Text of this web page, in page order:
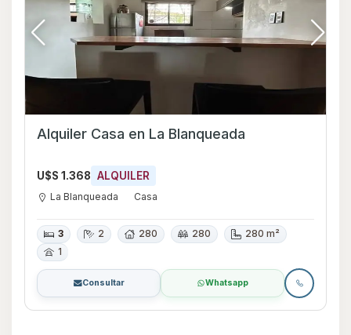
Alquiler Casa en La Blanqueada
U$S 1.368 ALQUILER
La Blanqueada Casa
3 2 280 280
280 m²
1
Consultar Whatsapp